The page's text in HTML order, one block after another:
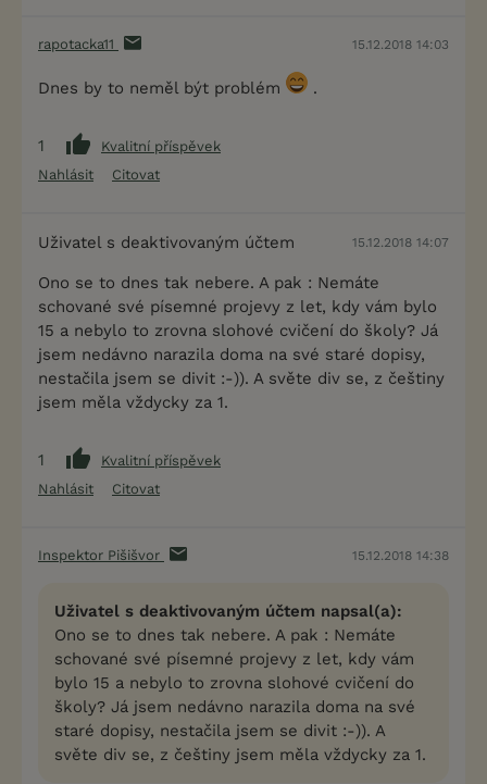
rapotacka11 15.12.2018 14:03
Dnes by to neměl být problém .
1
Kvalitní příspěvek
Nahlásit
Citovat
Uživatel s deaktivovaným účtem 15.12.2018 14:07
Ono se to dnes tak nebere. A pak : Nemáte
schované své písemné projevy z let, kdy vám bylo
15 a nebylo to zrovna slohové cvičení do školy? Já
jsem nedávno narazila doma na své staré dopisy,
nestačila jsem se divit :-)). A světe div se, z češtiny
jsem měla vždycky za 1.
1
Kvalitní příspěvek
Nahlásit
Citovat
Inspektor Pišišvor 15.12.2018 14:38
Uživatel s deaktivovaným účtem napsal(a):
Ono se to dnes tak nebere. A pak : Nemáte
schované své písemné projevy z let, kdy vám
bylo 15 a nebylo to zrovna slohové cvičení do
školy? Já jsem nedávno narazila doma na své
staré dopisy, nestačila jsem se divit :-)). A
světe div se, z češtiny jsem měla vždycky za 1.